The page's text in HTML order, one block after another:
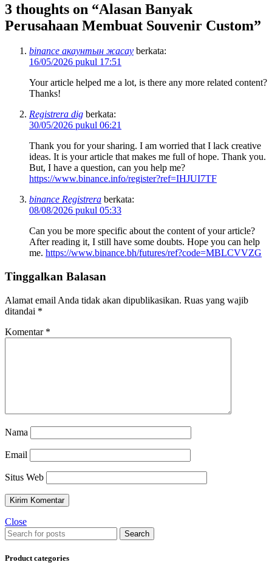
3 thoughts on “Alasan Banyak
Perusahaan Membuat Souvenir Custom”
binance акаунтын жасау berkata:
16/05/2026 pukul 17:51
Your article helped me a lot, is there any more related content?
Thanks!
Registrera dig berkata:
30/05/2026 pukul 06:21
Thank you for your sharing. I am worried that I lack creative
ideas. It is your article that makes me full of hope. Thank you.
But, I have a question, can you help me?
https://www.binance.info/register?ref=IHJUI7TF
binance Registrera berkata:
08/08/2026 pukul 05:33
Can you be more specific about the content of your article?
After reading it, I still have some doubts. Hope you can help
me. https://www.binance.bh/futures/ref?code=MBLCVVZG
Tinggalkan Balasan
Alamat email Anda tidak akan dipublikasikan. Ruas yang wajib
ditandai *
Komentar *
Nama
Email
Situs Web
Close
Search
Product categories